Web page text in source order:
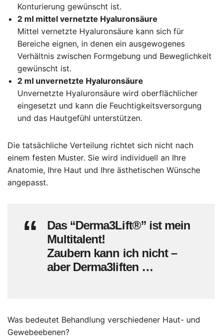
Konturierung gewünscht ist.
2 ml mittel vernetzte Hyaluronsäure
Mittel vernetzte Hyaluronsäure kann sich für
Bereiche eignen, in denen ein ausgewogenes
Verhältnis zwischen Formgebung und Beweglichkeit
gewünscht ist.
2 ml unvernetzte Hyaluronsäure
Unvernetzte Hyaluronsäure wird oberflächlicher
eingesetzt und kann die Feuchtigkeitsversorgung
und das Hautgefühl unterstützen.
Die tatsächliche Verteilung richtet sich nicht nach
einem festen Muster. Sie wird individuell an Ihre
Anatomie, Ihre Haut und Ihre ästhetischen Wünsche
angepasst.
Das “Derma3Lift®” ist mein
Multitalent!
Zaubern kann ich nicht –
aber Derma3liften …
Was bedeutet Behandlung verschiedener Haut- und
Gewebeebenen?